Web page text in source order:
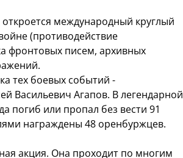
международный круглый
(противодействие
фронтовых писем, архивных
тех боевых событий -
Васильевич Агапов. В легендарной
погиб или пропал без вести 91
награждены 48 оренбуржцев.
акция. Она проходит по многим